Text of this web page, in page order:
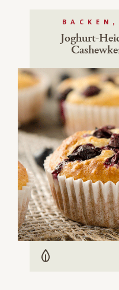
Joghurt-
Vegetarisch